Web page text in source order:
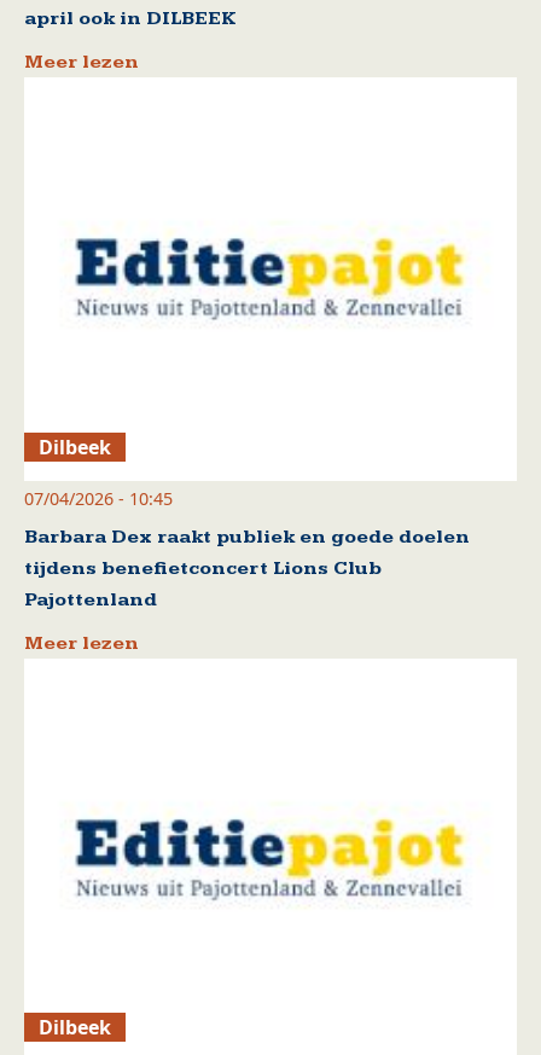
april ook in DILBEEK
Meer lezen
Dilbeek
07/04/2026 - 10:45
Barbara Dex raakt publiek en goede doelen
tijdens benefietconcert Lions Club
Pajottenland
Meer lezen
Dilbeek